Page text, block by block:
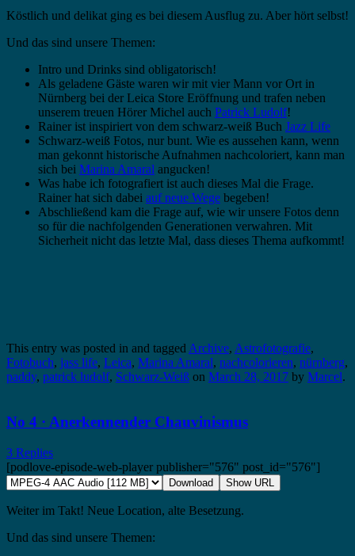
Köstlich und delikat ging es bei diesem Ausflug zu. Aber hört selbst!
Und das sind unsere Themen:
Intro und Drinks sind obligatorisch!
Als geladene Gäste waren wir mit vier Mann vor Ort in
Nürnberg bei der Leica Store Eröffnung und trafen neben
unserem treuen Hörer Michel auch Patrick Ludolf!
Rainer ist inspiriert von dem schwarz-weiß Buch Jazz Life
Schwarz-weiß Fotos, nur bunt. Wie es aussehen kann, wenn
man gekonnt historische Aufnahmen nachcoloriert, kann man
sich bei Marina Amaral angucken!
Was habe ich fotografiert ist auch dieses Mal die Frage.
Rainer hat sich dabei auf neue Wege begeben!
Abschließend kam die Frage auf, wie wir unsere Fotos denn
so für die nachfolgenden Generationen verwahren. Mit
Sicherheit nicht das letzte Mal, dass dieses Thema aufkommt!
This entry was posted in and tagged Archive, Astrofotografie,
Fotobuch, jass life, Leica, Marina Amaral, nachcolorieren, nürnberg,
paddy, patrick ludolf, Schwarz-Weiß on March 28, 2017 by Marcel.
No 4 · Anerkennender Chauvinismus
3 Replies
[podlove-episode-web-player publisher="576" post_id="576"]
Download Show URL
Weiter im Takt! Neue Location, alte Besetzung.
Und das sind unsere Themen: